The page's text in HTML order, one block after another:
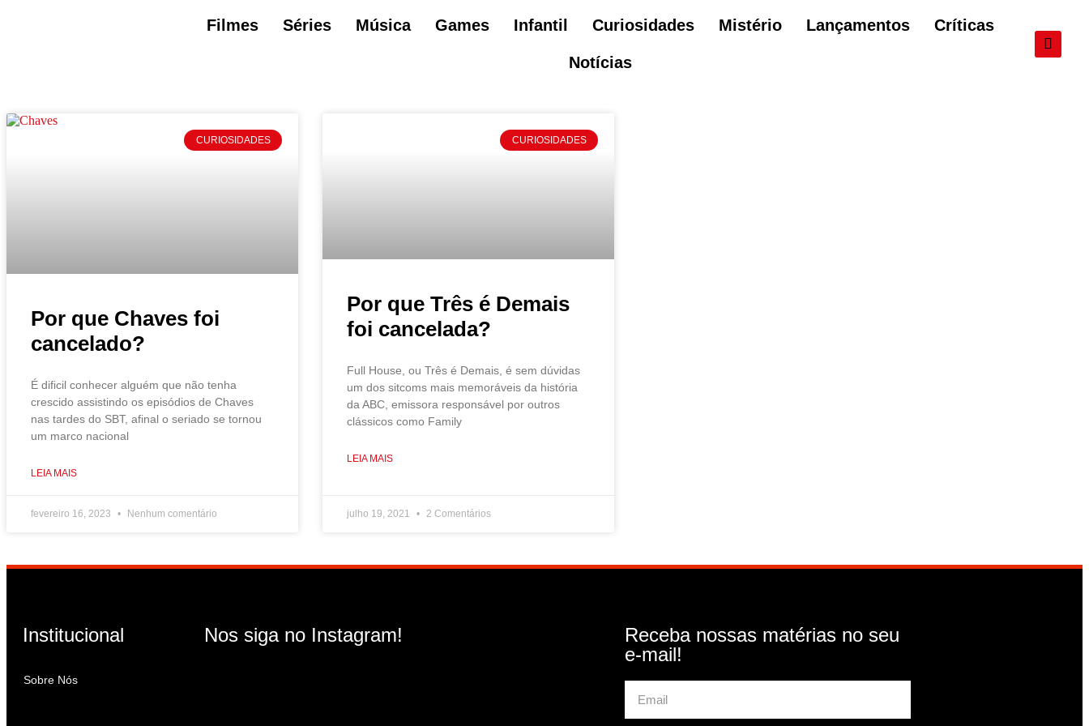
Filmes Séries Música Games Infantil Curiosidades Mistério Lançamentos Críticas
Notícias
CURIOSIDADES
Por que Chaves foi
cancelado?
É dificil conhecer alguém que não tenha
crescido assistindo os episódios de Chaves
nas tardes do SBT, afinal o seriado se tornou
um marco nacional
LEIA MAIS
fevereiro 16, 2023 Nenhum comentário
CURIOSIDADES
Por que Três é Demais
foi cancelada?
Full House, ou Três é Demais, é sem dúvidas
um dos sitcoms mais memoráveis da história
da ABC, emissora responsável por outros
clássicos como Family
LEIA MAIS
julho 19, 2021 2 Comentários
Institucional
Sobre Nós
Nos siga no Instagram!
Receba nossas matérias no seu
e-mail!